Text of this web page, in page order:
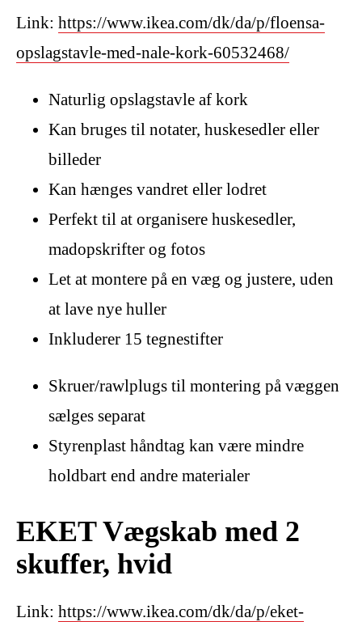
Link: https://www.ikea.com/dk/da/p/floensa-
opslagstavle-med-nale-kork-60532468/
Naturlig opslagstavle af kork
Kan bruges til notater, huskesedler eller
billeder
Kan hænges vandret eller lodret
Perfekt til at organisere huskesedler,
madopskrifter og fotos
Let at montere på en væg og justere, uden
at lave nye huller
Inkluderer 15 tegnestifter
Skruer/rawlplugs til montering på væggen
sælges separat
Styrenplast håndtag kan være mindre
holdbart end andre materialer
EKET Vægskab med 2
skuffer, hvid
Link: https://www.ikea.com/dk/da/p/eket-